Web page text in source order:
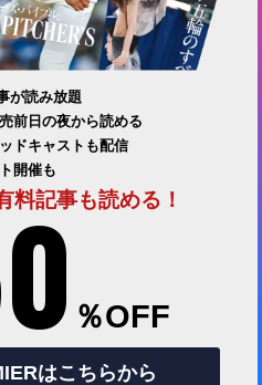
が読み放題
前日の夜から読める
ドキャストも配信
開催も
記事も読める！
％OFF
はこちらから